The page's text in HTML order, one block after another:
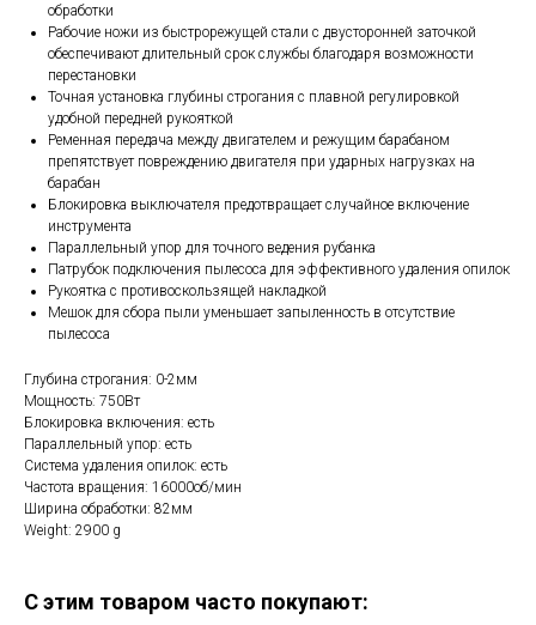
обработки
Рабочие ножи из быстрорежущей стали с двусторонней заточкой
обеспечивают длительный срок службы благодаря возможности
перестановки
Точная установка глубины строгания с плавной регулировкой
удобной передней рукояткой
Ременная передача между двигателем и режущим барабаном
препятствует повреждению двигателя при ударных нагрузках на
барабан
Блокировка выключателя предотвращает случайное включение
инструмента
Параллельный упор для точного ведения рубанка
Патрубок подключения пылесоса для эффективного удаления опилок
Рукоятка с противоскользящей накладкой
Мешок для сбора пыли уменьшает запыленность в отсутствие
пылесоса
Глубина строгания: 0-2мм
Мощность: 750Вт
Блокировка включения: есть
Параллельный упор: есть
Система удаления опилок: есть
Частота вращения: 16000об/мин
Ширина обработки: 82мм
Weight: 2900 g
С этим товаром часто покупают: